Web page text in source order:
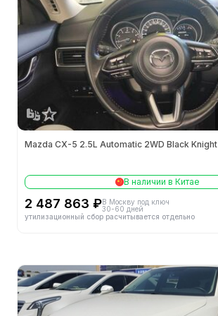
Реверсивный радар
Автоматическая парковка
Hill Assist
Видеокамера заднего хода
Технология запуска/остановки двигателя
Центральный замок в автомобиле
Электронная иммобилизация двигателя
Кнопки дистанционного управления
Mazda CX-5 2.5L Automatic 2WD Black Knight
В наличии в Китае
2 487 863 ₽В Москву под ключ
30-60 дней
утилизационный сбор расчитывается отдельно